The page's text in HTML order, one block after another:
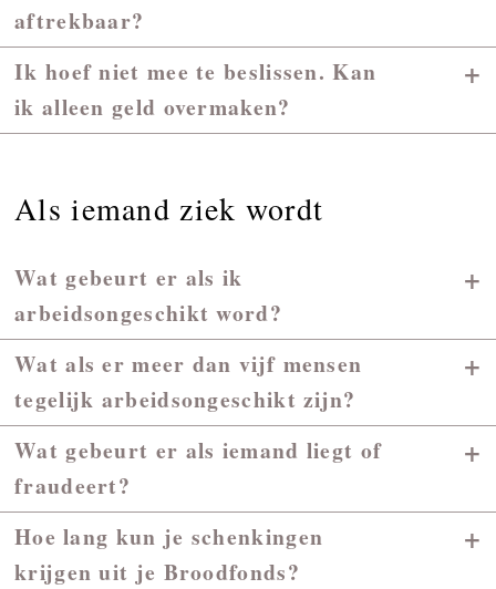
aftrekbaar?
Ik hoef niet mee te beslissen. Kan
ik alleen geld overmaken?
+
Als iemand ziek wordt
Wat gebeurt er als ik
arbeidsongeschikt word?
+
Wat als er meer dan vijf mensen
tegelijk arbeidsongeschikt zijn?
+
Wat gebeurt er als iemand liegt of
fraudeert?
+
Hoe lang kun je schenkingen
krijgen uit je Broodfonds?
+